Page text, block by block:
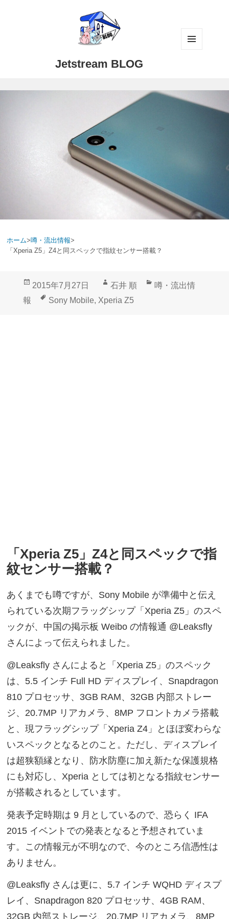
Jetstream BLOG
ホーム>噂・流出情報>
「Xperia Z5」Z4と同スペックで指紋センサー搭載？
投
2015年7月27日
作
成
石井 順
カ
噂・流出情
報
タ
Sony Mobile, Xperia Z5
「Xperia Z5」Z4と同スペックで指
紋センサー搭載？
あくまでも噂ですが、Sony Mobile が準備中と伝え
られている次期フラッグシップ「Xperia Z5」のスペ
ックが、中国の掲示板 Weibo の情報通 @Leaksfly
さんによって伝えられました。
@Leaksfly さんによると「Xperia Z5」のスペック
は、5.5 インチ Full HD ディスプレイ、Snapdragon
810 プロセッサ、3GB RAM、32GB 内部ストレー
ジ、20.7MP リアカメラ、8MP フロントカメラ搭載
と、現フラッグシップ「Xperia Z4」とほぼ変わらな
いスペックとなるとのこと。ただし、ディスプレイ
は超狭額縁となり、防水防塵に加え新たな保護規格
にも対応し、Xperia としては初となる指紋センサー
が搭載されるとしています。
発表予定時期は 9 月としているので、恐らく IFA
2015 イベントでの発表となると予想されていま
す。この情報元が不明なので、今のところ信憑性は
ありません。
@Leaksfly さんは更に、5.7 インチ WQHD ディスプ
レイ、Snapdragon 820 プロセッサ、4GB RAM、
32GB 内部ストレージ、20.7MP リアカメラ、8MP